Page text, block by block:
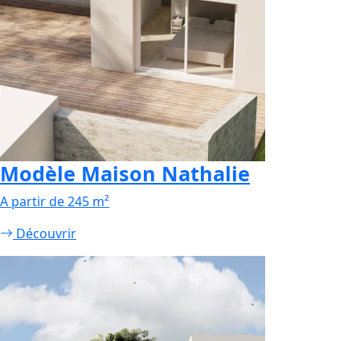
Modèle Maison Nathalie
A partir de 245 m²
Découvrir